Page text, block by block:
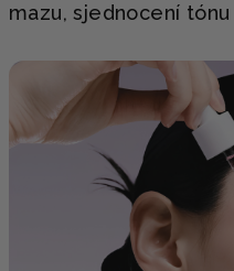
mazu, sjednocení